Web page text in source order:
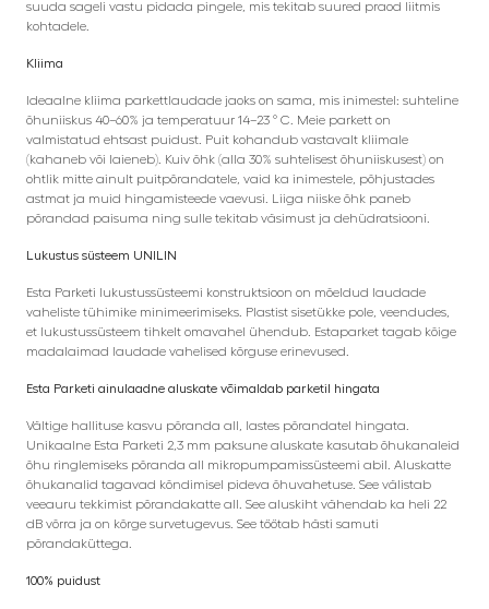
suuda sageli vastu pidada pingele, mis tekitab suured praod liitmis
kohtadele.
Kliima
Ideaalne kliima parkettlaudade jaoks on sama, mis inimestel: suhteline
õhuniiskus 40–60% ja temperatuur 14–23 ° C. Meie parkett on
valmistatud ehtsast puidust. Puit kohandub vastavalt kliimale
(kahaneb või laieneb). Kuiv õhk (alla 30% suhtelisest õhuniiskusest) on
ohtlik mitte ainult puitpõrandatele, vaid ka inimestele, põhjustades
astmat ja muid hingamisteede vaevusi. Liiga niiske õhk paneb
põrandad paisuma ning sulle tekitab väsimust ja dehüdratsiooni.
Lukustus süsteem UNILIN
Esta Parketi lukustussüsteemi konstruktsioon on mõeldud laudade
vaheliste tühimike minimeerimiseks. Plastist sisetükke pole, veendudes,
et lukustussüsteem tihkelt omavahel ühendub. Estaparket tagab kõige
madalaimad laudade vahelised kõrguse erinevused.
Esta Parketi ainulaadne aluskate võimaldab parketil hingata
Vältige hallituse kasvu põranda all, lastes põrandatel hingata.
Unikaalne Esta Parketi 2,3 mm paksune aluskate kasutab õhukanaleid
õhu ringlemiseks põranda all mikropumpamissüsteemi abil. Aluskatte
õhukanalid tagavad kõndimisel pideva õhuvahetuse. See välistab
veeauru tekkimist põrandakatte all. See aluskiht vähendab ka heli 22
dB võrra ja on kõrge survetugevus. See töötab hästi samuti
põrandaküttega.
100% puidust